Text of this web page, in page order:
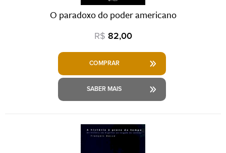
O paradoxo do poder americano
R$ 82,00
COMPRAR
SABER MAIS